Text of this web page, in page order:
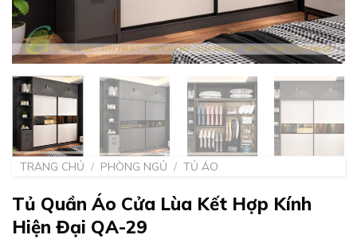
TRANG CHỦ / PHÒNG NGỦ / TỦ ÁO
Tủ Quần Áo Cửa Lùa Kết Hợp Kính
Hiện Đại QA-29